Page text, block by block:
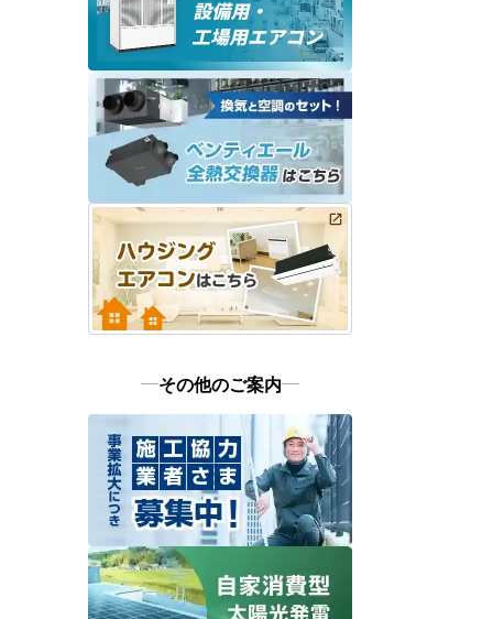
その他のご案内